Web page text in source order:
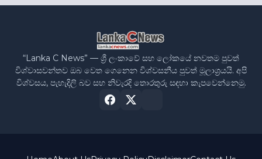
“Lanka C News” — ශ්‍රී ලංකාවේ සහ ලෝකයේ නවතම පුවත්
විශ්වාසවන්තව ඔබ වෙත ගෙනෙන විශ්වසනීය පුවත් මූලාශ්‍රයයි. අපි
විශ්වසය, පැහැදිලි බව සහ නිවැරදි තොරතුරු සඳහා කැපවෙන්නෙමු.